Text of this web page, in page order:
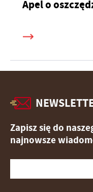
Apel o
Zapisz się do
najnowsze